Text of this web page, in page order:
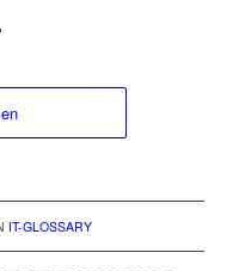
IT-GLOSSARY